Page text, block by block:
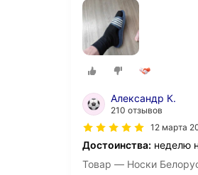
Александр К.
210 отзывов
12 марта
Достоинства: неделю
Товар — Носки